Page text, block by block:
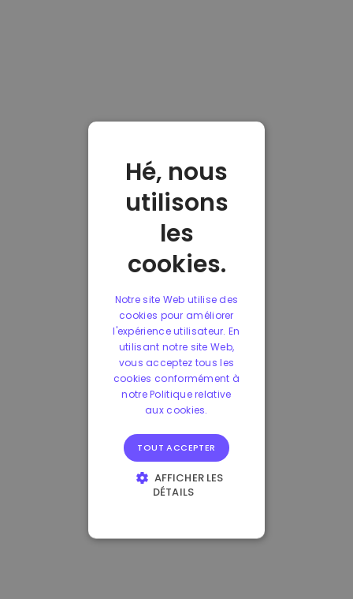
Hé, nous
utilisons
les
cookies.
Notre site Web utilise des
cookies pour améliorer
l'expérience utilisateur. En
utilisant notre site Web,
vous acceptez tous les
cookies conformément à
notre Politique relative
aux cookies.
TOUT ACCEPTER
AFFICHER LES
DÉTAILS